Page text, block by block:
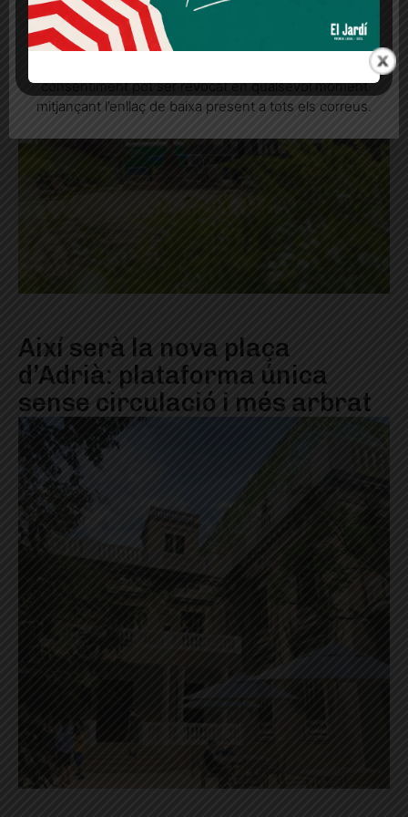
Així serà la nova plaça
d’Adrià: plataforma única
sense circulació i més arbrat
Quan l’usuari crea un compte al Diari el Jardí, dona el
seu consentiment explícit per rebre comunicacions
consentiment pot ser revocat en qualsevol moment
mitjançant l’enllaç de baixa present a tots els correus.